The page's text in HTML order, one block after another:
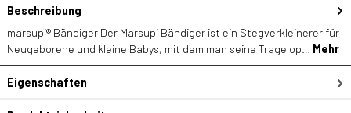
Beschreibung
marsupi® Bändiger Der Marsupi Bändiger ist ein Stegverkleinerer für
Neugeborene und kleine Babys, mit dem man seine Trage op… Mehr
Eigenschaften